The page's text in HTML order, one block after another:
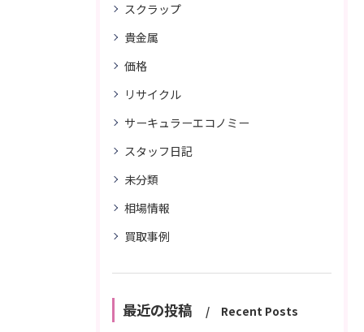
スクラップ
貴金属
価格
リサイクル
サーキュラーエコノミー
スタッフ日記
未分類
相場情報
買取事例
最近の投稿 Recent Posts